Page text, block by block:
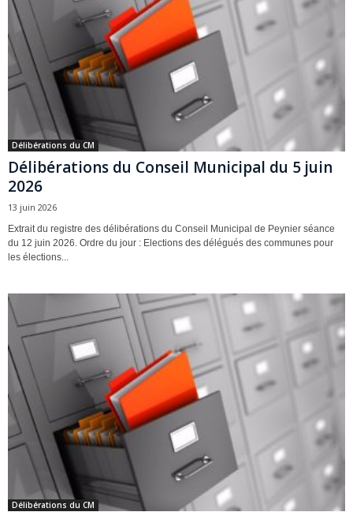
Délibérations du CM
Délibérations du Conseil Municipal du 5 juin
2026
13 juin 2026
Extrait du registre des délibérations du Conseil Municipal de Peynier séance
du 12 juin 2026. Ordre du jour : Elections des délégués des communes pour
les élections...
Délibérations du CM